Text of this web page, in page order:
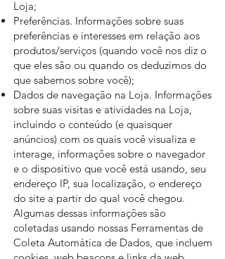
Loja;
Preferências. Informações sobre suas
preferências e interesses em relação aos
produtos/serviços (quando você nos diz o
que eles são ou quando os deduzimos do
que sabemos sobre você);
Dados de navegação na Loja. Informações
sobre suas visitas e atividades na Loja,
incluindo o conteúdo (e quaisquer
anúncios) com os quais você visualiza e
interage, informações sobre o navegador
e o dispositivo que você está usando, seu
endereço IP, sua localização, o endereço
do site a partir do qual você chegou.
Algumas dessas informações são
coletadas usando nossas Ferramentas de
Coleta Automática de Dados, que incluem